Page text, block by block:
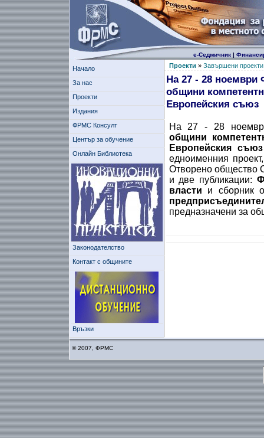
е-Седмичник|
Начало
За нас
Проекти
Издания
ФРМС Консулт
Център за обучение
Онлайн Библиотека
Законодателство
Контакт с общините
Връзки
Проекти » Завършени проекти
На 27 - 28
общини
Европейския съюз
На 27 - 28
общини
Европейския
едноименния
Отворено общество
и две публикации:
власти и сборник
предназначени за
© 2007, ФРМС